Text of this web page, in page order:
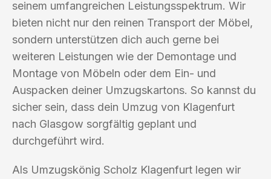
seinem umfangreichen Leistungsspektrum. Wir
bieten nicht nur den reinen Transport der Möbel,
sondern unterstützen dich auch gerne bei
weiteren Leistungen wie der Demontage und
Montage von Möbeln oder dem Ein- und
Auspacken deiner Umzugskartons. So kannst du
sicher sein, dass dein Umzug von Klagenfurt
nach Glasgow sorgfältig geplant und
durchgeführt wird.
Als Umzugskönig Scholz Klagenfurt legen wir